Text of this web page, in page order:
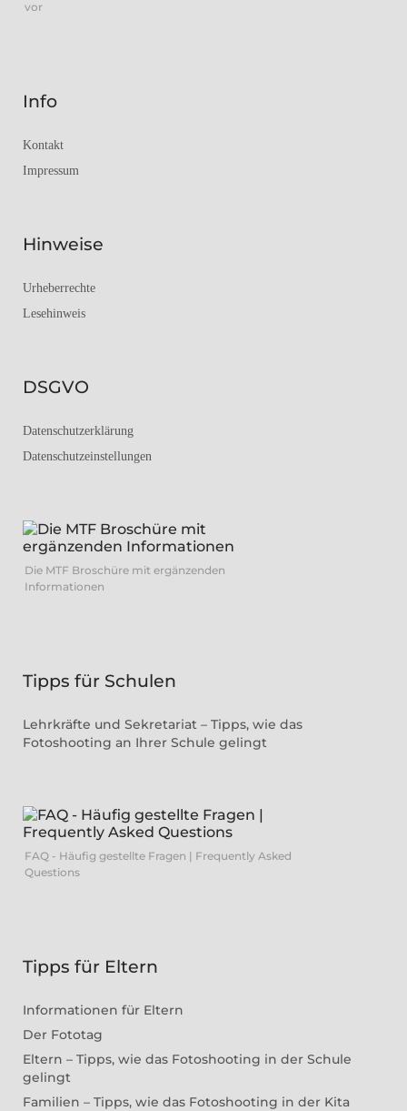
vor
Info
Kontakt
Impressum
Hinweise
Urheberrechte
Lesehinweis
DSGVO
Datenschutzerklärung
Datenschutzeinstellungen
Die MTF Broschüre mit ergänzenden
Informationen
Tipps für Schulen
Lehrkräfte und Sekretariat – Tipps, wie das
Fotoshooting an Ihrer Schule gelingt
FAQ - Häufig gestellte Fragen | Frequently Asked
Questions
Tipps für Eltern
Informationen für Eltern
Der Fototag
Eltern – Tipps, wie das Fotoshooting in der Schule
gelingt
Familien – Tipps, wie das Fotoshooting in der Kita